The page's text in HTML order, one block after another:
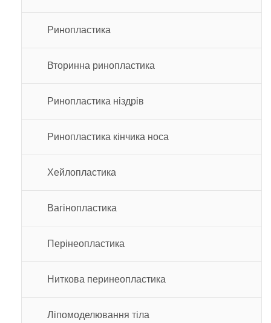
Ринопластика
Вторинна ринопластика
Ринопластика ніздрів
Ринопластика кінчика носа
Хейлопластика
Вагінопластика
Перінеопластика
Ниткова перинеопластика
Ліпомоделювання тіла